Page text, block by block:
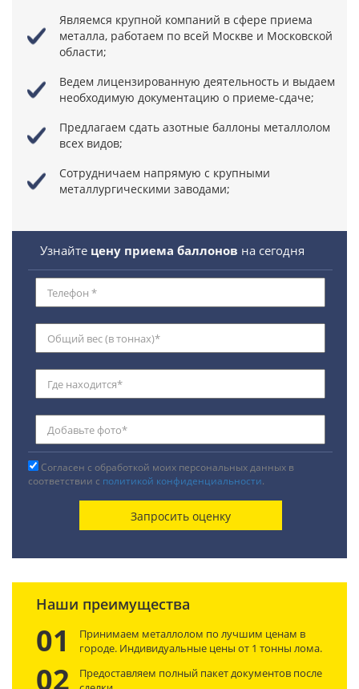
Являемся крупной компаний в сфере приема
металла, работаем по всей Москве и Московской
области;
Ведем лицензированную деятельность и выдаем
необходимую документацию о приеме-сдаче;
Предлагаем сдать азотные баллоны металлолом
всех видов;
Сотрудничаем напрямую с крупными
металлургическими заводами;
Узнайте цену приема баллонов на сегодня
Согласен с обработкой моих персональных данных в
соответствии с политикой конфиденциальности.
Наши преимущества
01
Принимаем металлолом по лучшим ценам в
городе. Индивидуальные цены от 1 тонны лома.
02
Предоставляем полный пакет документов после